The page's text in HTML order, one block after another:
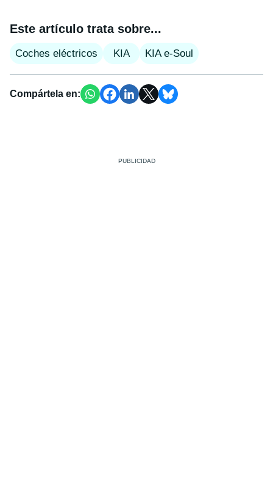
Este artículo trata sobre...
Coches eléctricos KIA KIA e-Soul
Compártela en: